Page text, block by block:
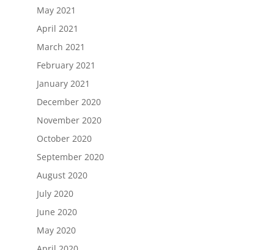
May 2021
April 2021
March 2021
February 2021
January 2021
December 2020
November 2020
October 2020
September 2020
August 2020
July 2020
June 2020
May 2020